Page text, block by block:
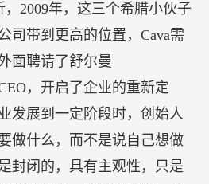
2009年，这三个希腊小伙子
司带到更高的位置，Cava需
面聘请了舒尔曼
，开启了企业的重新定
发展到一定阶段时，创始人
做什么，而不是说自己想做
封闭的，具有主观性，只是